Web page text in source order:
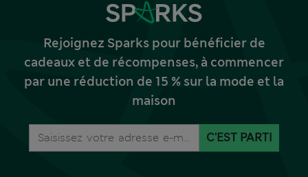
Rejoignez Sparks pour bénéficier de
cadeaux et de récompenses, à commencer
par une réduction de 15 % sur la mode et la
maison
C'EST PARTI